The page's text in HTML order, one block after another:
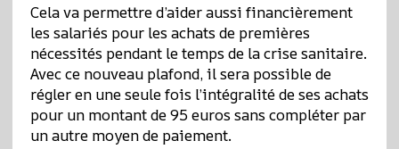
Cela va permettre d’aider aussi financièrement
les salariés pour les achats de premières
nécessités pendant le temps de la crise sanitaire.
Avec ce nouveau plafond, il sera possible de
régler en une seule fois l’intégralité de ses achats
pour un montant de 95 euros sans compléter par
un autre moyen de paiement.